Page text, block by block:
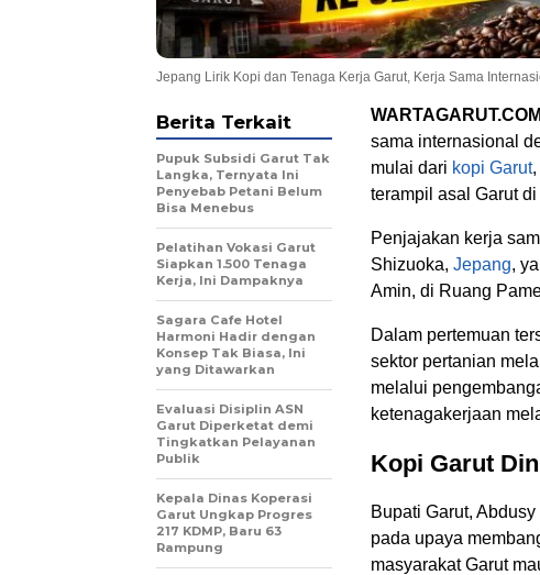
Jepang Lirik Kopi dan Tenaga Kerja Garut, Kerja Sama
WARTAGARUT.COM
sama internasional
mulai dari kopi Garut,
terampil asal Garut
Penjajakan kerja
Shizuoka, Jepang,
Amin, di Ruang
Dalam pertemuan
sektor pertanian
melalui
ketenagakerjaan
Kopi Garut
Bupati Garut,
pada upaya
masyarakat Garut
Berita Terkait
Pupuk Subsidi Garut Tak
Langka, Ternyata Ini
Penyebab Petani Belum
Bisa Menebus
Pelatihan Vokasi Garut
Siapkan 1.500 Tenaga
Kerja, Ini Dampaknya
Sagara Cafe Hotel
Harmoni Hadir dengan
Konsep Tak Biasa, Ini
yang Ditawarkan
Evaluasi Disiplin ASN
Garut Diperketat demi
Tingkatkan Pelayanan
Publik
Kepala Dinas Koperasi
Garut Ungkap Progres
217 KDMP, Baru 63
Rampung